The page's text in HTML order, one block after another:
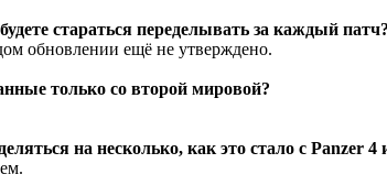
стараться переделывать за каждый патч?
обновлении ещё не утверждено.
только со второй мировой?
на несколько, как это стало с Panzer 4